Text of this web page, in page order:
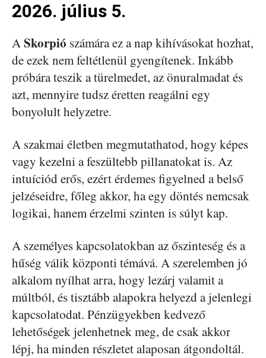
2026. július 5.
ASkorpió számára ez a nap kihívásokat hozhat,
de ezek nem feltétlenül gyengítenek. Inkább
próbára teszik a türelmedet, az önuralmadat és
azt, mennyire tudsz éretten reagálni egy
bonyolult helyzetre.
A szakmai életben megmutathatod, hogy képes
vagy kezelni a feszültebb pillanatokat is. Az
intuíciód erős, ezért érdemes figyelned a belső
jelzéseidre, főleg akkor, ha egy döntés nemcsak
logikai, hanem érzelmi szinten is súlyt kap.
A személyes kapcsolatokban az őszinteség és a
hűség válik központi témává. A szerelemben jó
alkalom nyílhat arra, hogy lezárj valamit a
múltból, és tisztább alapokra helyezd a jelenlegi
kapcsolatodat. Pénzügyekben kedvező
lehetőségek jelenhetnek meg, de csak akkor
lépj, ha minden részletet alaposan átgondoltál.